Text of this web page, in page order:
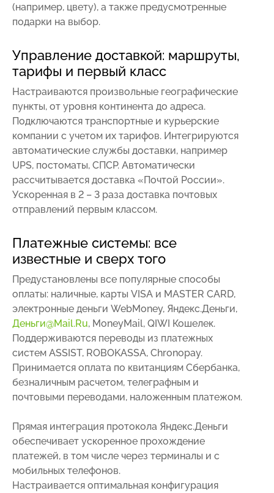
(например, цвету), а также предусмотренные
подарки на выбор.
Управление доставкой: маршруты,
тарифы и первый класс
Настраиваются произвольные географические
пункты, от уровня континента до адреса.
Подключаются транспортные и курьерские
компании с учетом их тарифов. Интегрируются
автоматические службы доставки, например
UPS, постоматы, СПСР. Автоматически
рассчитывается доставка «Почтой России».
Ускоренная в 2 – 3 раза доставка почтовых
отправлений первым классом.
Платежные системы: все
известные и сверх того
Предустановлены все популярные способы
оплаты: наличные, карты VISA и MASTER CARD,
электронные деньги WebMoney, Яндекс.Деньги,
Деньги@Mail.Ru, MoneyMail, QIWI Кошелек.
Поддерживаются переводы из платежных
систем ASSIST, ROBOKASSA, Chronopay.
Принимается оплата по квитанциям Сбербанка,
безналичным расчетом, телеграфным и
почтовыми переводами, наложенным платежом.
Прямая интеграция протокола Яндекс.Деньги
обеспечивает ускоренное прохождение
платежей, в том числе через терминалы и с
мобильных телефонов.
Настраивается оптимальная конфигурация